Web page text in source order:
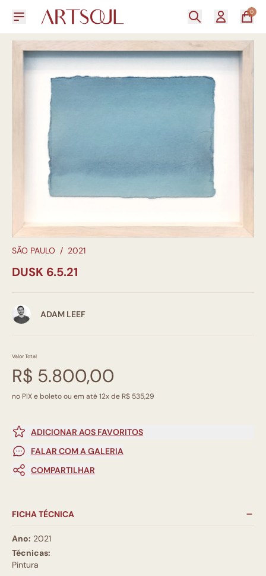
0
SÃO PAULO / 2021
DUSK 6.5.21
ADAM LEEF
Valor Total
R$ 5.800,00
no PIX e boleto ou em até 12x de R$ 535,29
ADICIONAR AOS FAVORITOS
FALAR COM A GALERIA
COMPARTILHAR
FICHA TÉCNICA
Ano: 2021
Técnicas:
Pintura